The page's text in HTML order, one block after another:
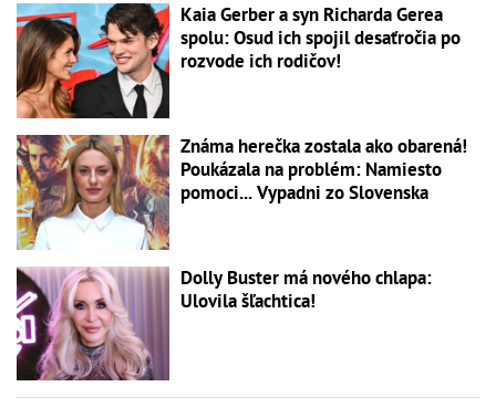
Kaia Gerber a syn Richarda Gerea
spolu: Osud ich spojil desaťročia po
rozvode ich rodičov!
Známa herečka zostala ako obarená!
Poukázala na problém: Namiesto
pomoci... Vypadni zo Slovenska
Dolly Buster má nového chlapa:
Ulovila šľachtica!